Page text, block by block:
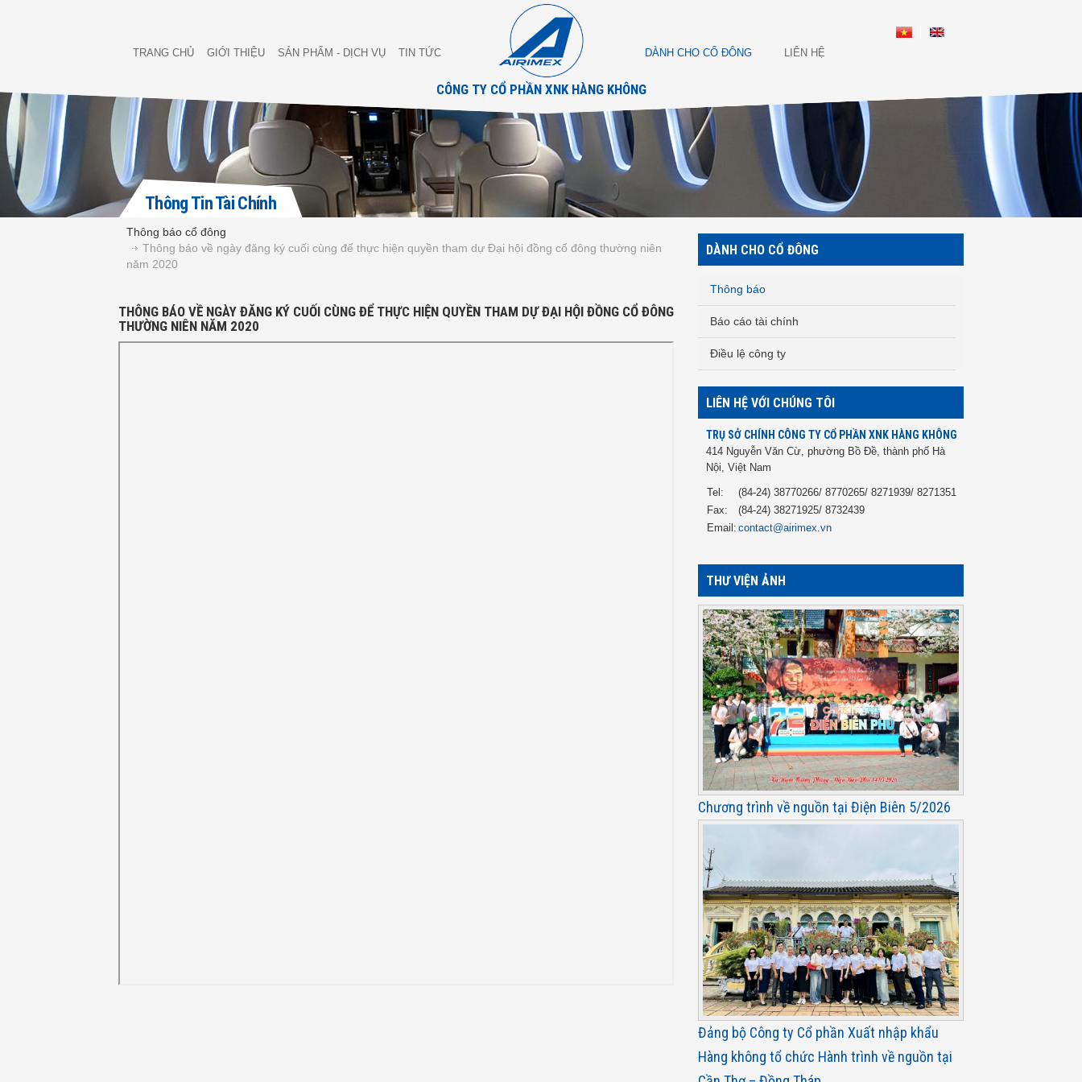
CÔNG TY CỔ PHẦN XNK HÀNG KHÔNG
TRANG CHỦ GIỚI THIỆU SẢN PHẨM - DỊCH VỤ TIN TỨC DÀNH CHO CỔ ĐÔNG LIÊN HỆ
Thông Tin Tài Chính
Thông báo cổ đông
Thông báo về ngày đăng ký cuối cùng để thực hiện quyền tham dự Đại hội đồng cổ đông thường niên
năm 2020
THÔNG BÁO VỀ NGÀY ĐĂNG KÝ CUỐI CÙNG ĐỂ THỰC HIỆN QUYỀN THAM DỰ ĐẠI HỘI ĐỒNG CỔ ĐÔNG
THƯỜNG NIÊN NĂM 2020
DÀNH CHO CỔ ĐÔNG
Thông báo
Báo cáo tài chính
Điều lệ công ty
LIÊN HỆ VỚI CHÚNG TÔI
TRỤ SỞ CHÍNH CÔNG TY CỔ PHẦN XNK HÀNG KHÔNG
414 Nguyễn Văn Cừ, phường Bồ Đề, thành phố Hà
Nội, Việt Nam
Tel:
(84-24) 38770266/ 8770265/ 8271939/ 8271351
Fax:
(84-24) 38271925/ 8732439
Email: contact@airimex.vn
THƯ VIỆN ẢNH
Chương trình về nguồn tại Điện Biên 5/2026
Đảng bộ Công ty Cổ phần Xuất nhập khẩu
Hàng không tổ chức Hành trình về nguồn tại